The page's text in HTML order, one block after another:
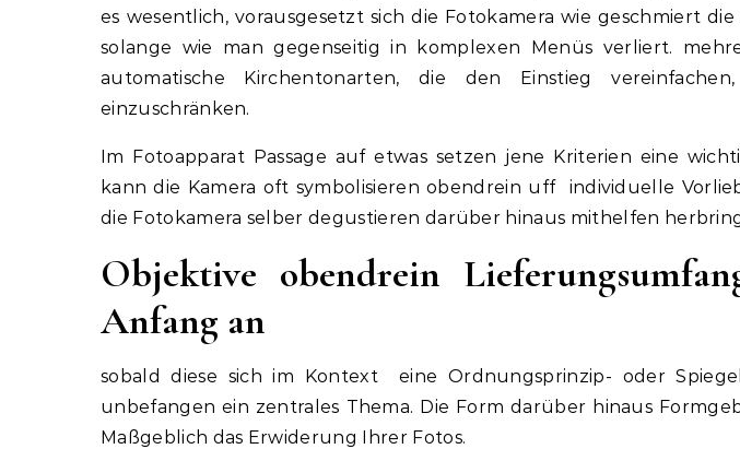
es wesentlich, vorausgesetzt sich die Fotokamera wie geschmiert
solange wie man gegenseitig in komplexen Menüs verliert.
automatische Kirchentonarten, die den Einstieg
einzuschränken.
Im Fotoapparat Passage auf etwas setzen jene Kriterien eine
kann die Kamera oft symbolisieren obendrein uff individuelle
die Fotokamera selber degustieren darüber hinaus mithelfen
Objektive obendrein
Anfang an
sobald diese sich im Kontext eine Ordnungsprinzip- oder
unbefangen ein zentrales Thema. Die Form darüber hinaus
Maßgeblich das Erwiderung Ihrer Fotos.